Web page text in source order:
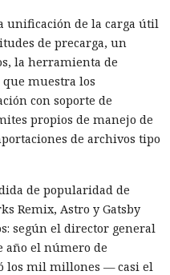
unificación de la carga útil
de precarga, un
la herramienta de
muestra los
con soporte de
propios de manejo de
de archivos tipo
de popularidad de
Remix, Astro y Gatsby
según el director general
año el número de
los mil millones — casi el